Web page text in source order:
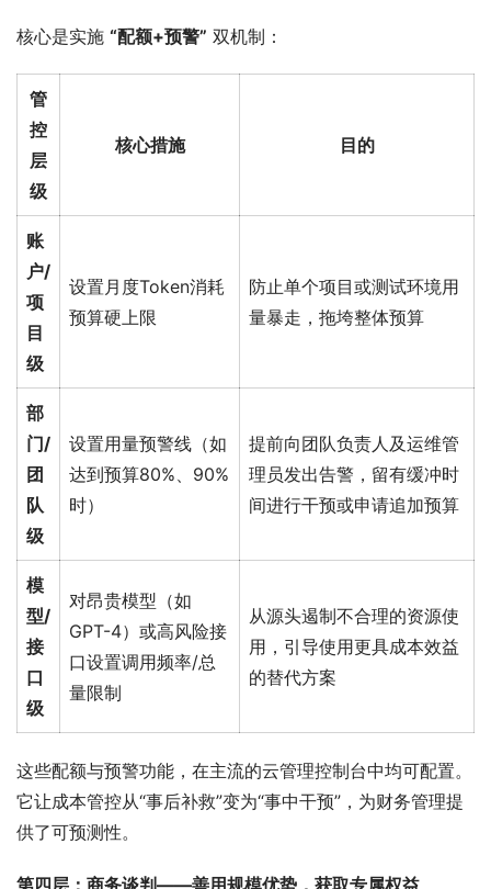
核心是实施 “配额+预警” ​ 双机制：
管
控
层
级
核心措施 目的
账
户/
项
目
级
设置月度Token消耗
预算硬上限
防止单个项目或测试环境用
量暴走，拖垮整体预算
部
门/
团
队
级
设置用量预警线（如
达到预算80%、90%
时）
提前向团队负责人及运维管
理员发出告警，留有缓冲时
间进行干预或申请追加预算
模
型/
接
口
级
对昂贵模型（如
GPT-4）或高风险接
口设置调用频率/总
量限制
从源头遏制不合理的资源使
用，引导使用更具成本效益
的替代方案
这些配额与预警功能，在主流的云管理控制台中均可配置。
它让成本管控从“事后补救”变为“事中干预”，为财务管理提
供了可预测性。
第四层：商务谈判——善用规模优势，获取专属权益